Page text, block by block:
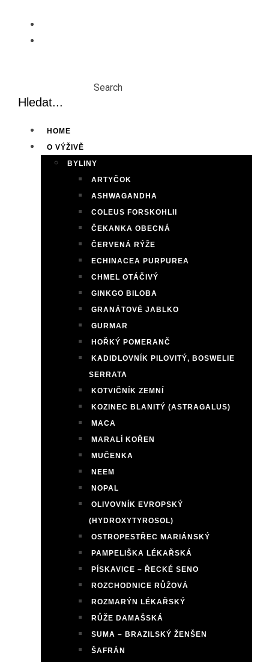
content
Search
HOME
O VÝŽIVĚ
BYLINY
ARTYČOK
ASHWAGANDHA
COLEUS FORSKOHLII
ČEKANKA OBECNÁ
ČERVENÁ RÝŽE
ECHINACEA PURPUREA
CHMEL OTÁČIVÝ
GINKGO BILOBA
GRANÁTOVÉ JABLKO
GURMAR
HOŘKÝ POMERANČ
KADIDLOVNÍK PILOVITÝ, BOSWELIE
SERRATA
KOTVIČNÍK ZEMNÍ
KOZINEC BLANITÝ (ASTRAGALUS)
MACA
MARALÍ KOŘEN
MUČENKA
NEEM
NOPAL
OLIVOVNÍK EVROPSKÝ
(HYDROXYTYROSOL)
OSTROPESTŘEC MARIÁNSKÝ
PAMPELIŠKA LÉKAŘSKÁ
PÍSKAVICE – ŘECKÉ SENO
ROZCHODNICE RŮŽOVÁ
ROZMARÝN LÉKAŘSKÝ
RŮŽE DAMAŠSKÁ
SUMA – BRAZILSKÝ ŽENŠEN
ŠAFRÁN